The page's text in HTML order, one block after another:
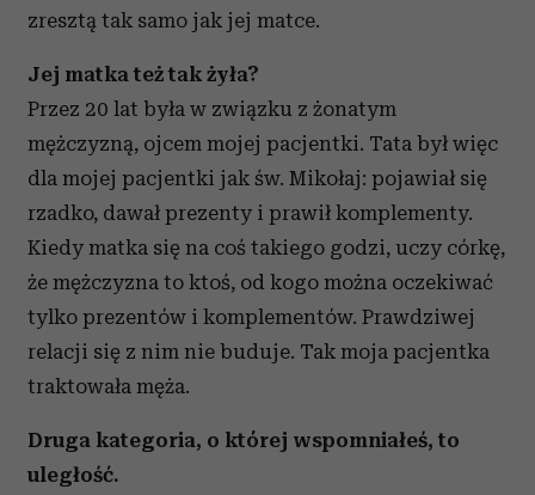
otrzymanymi od Ciebie lub uzyskanymi podczas
zresztą tak samo jak jej matce.
Jej matka też tak żyła?
Przez 20 lat była w związku z żonatym
mężczyzną, ojcem mojej pacjentki. Tata był więc
dla mojej pacjentki jak św. Mikołaj: pojawiał się
rzadko, dawał prezenty i prawił komplementy.
Kiedy matka się na coś takiego godzi, uczy córkę,
że mężczyzna to ktoś, od kogo można oczekiwać
tylko prezentów i komplementów. Prawdziwej
relacji się z nim nie buduje. Tak moja pacjentka
traktowała męża.
Druga kategoria, o której wspomniałeś, to
uległość.